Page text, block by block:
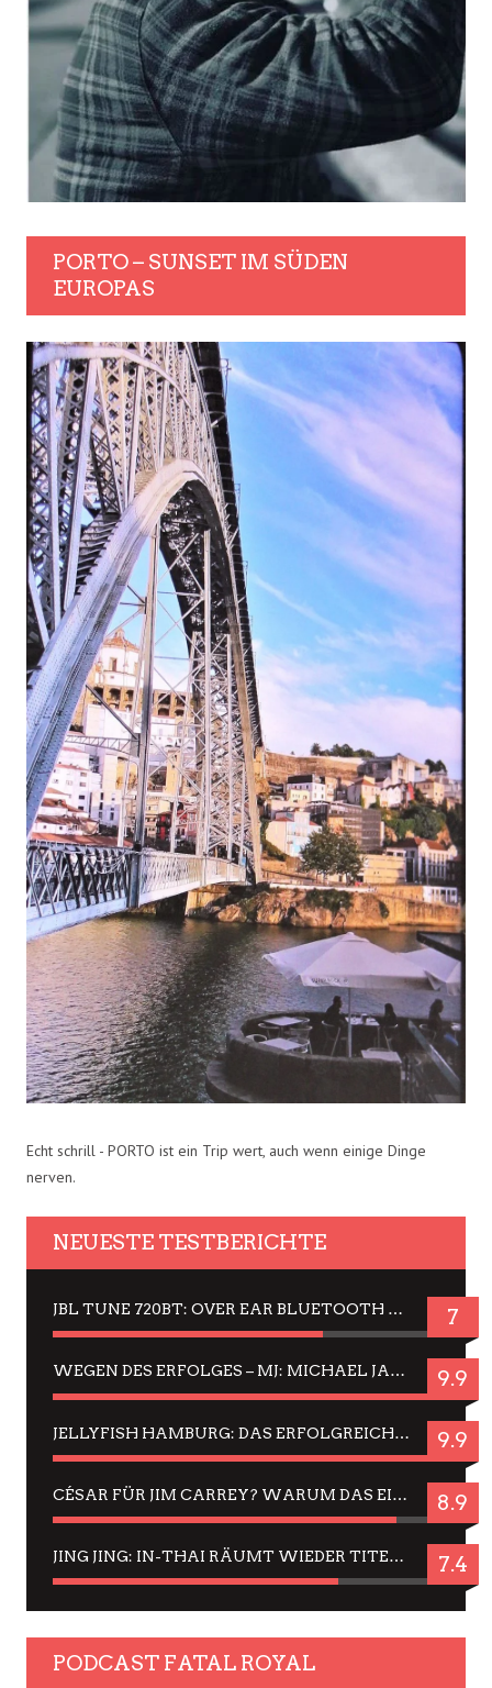
PORTO – SUNSET IM SÜDEN
EUROPAS
Echt schrill - PORTO ist ein Trip wert, auch wenn einige Dinge
nerven.
NEUESTE TESTBERICHTE
JBL TUNE 720BT: OVER EAR BLUETOOTH KOPFHÖRER UM DIE 50,-€ IM DAUER-TEST 7
WEGEN DES ERFOLGES – MJ: MICHAEL JACKSON MUSICAL IN EINER MATINEE SEHEN 9.9
JELLYFISH HAMBURG: DAS ERFOLGREICHE SOMMER-MENÜ 2025 IN GEFÜHLEN UND BILDERN 9.9
CÉSAR FÜR JIM CARREY? WARUM DAS EINER DER NERVIGSTEN ACTORS IST UND BLEIBT 8.9
JING JING: IN-THAI RÄUMT WIEDER TITEL AB – EIN ZWEI-STUNDEN-ERLEBNISBERICHT 7.4
PODCAST FATAL ROYAL